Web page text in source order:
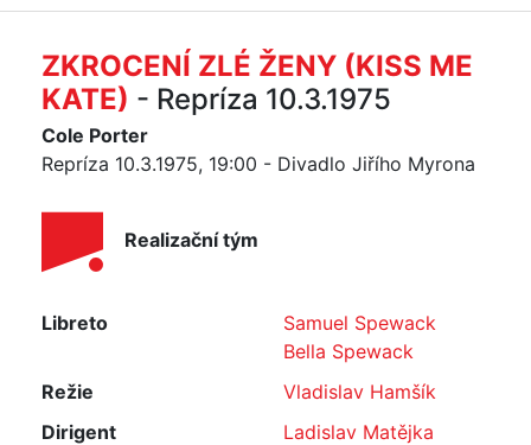
ZKROCENÍ ZLÉ ŽENY (KISS ME
KATE) - Repríza 10.3.1975
Cole Porter
Repríza 10.3.1975, 19:00 - Divadlo Jiřího Myrona
Realizační tým
Libreto
Samuel Spewack
Bella Spewack
Režie
Vladislav Hamšík
Dirigent
Ladislav Matějka